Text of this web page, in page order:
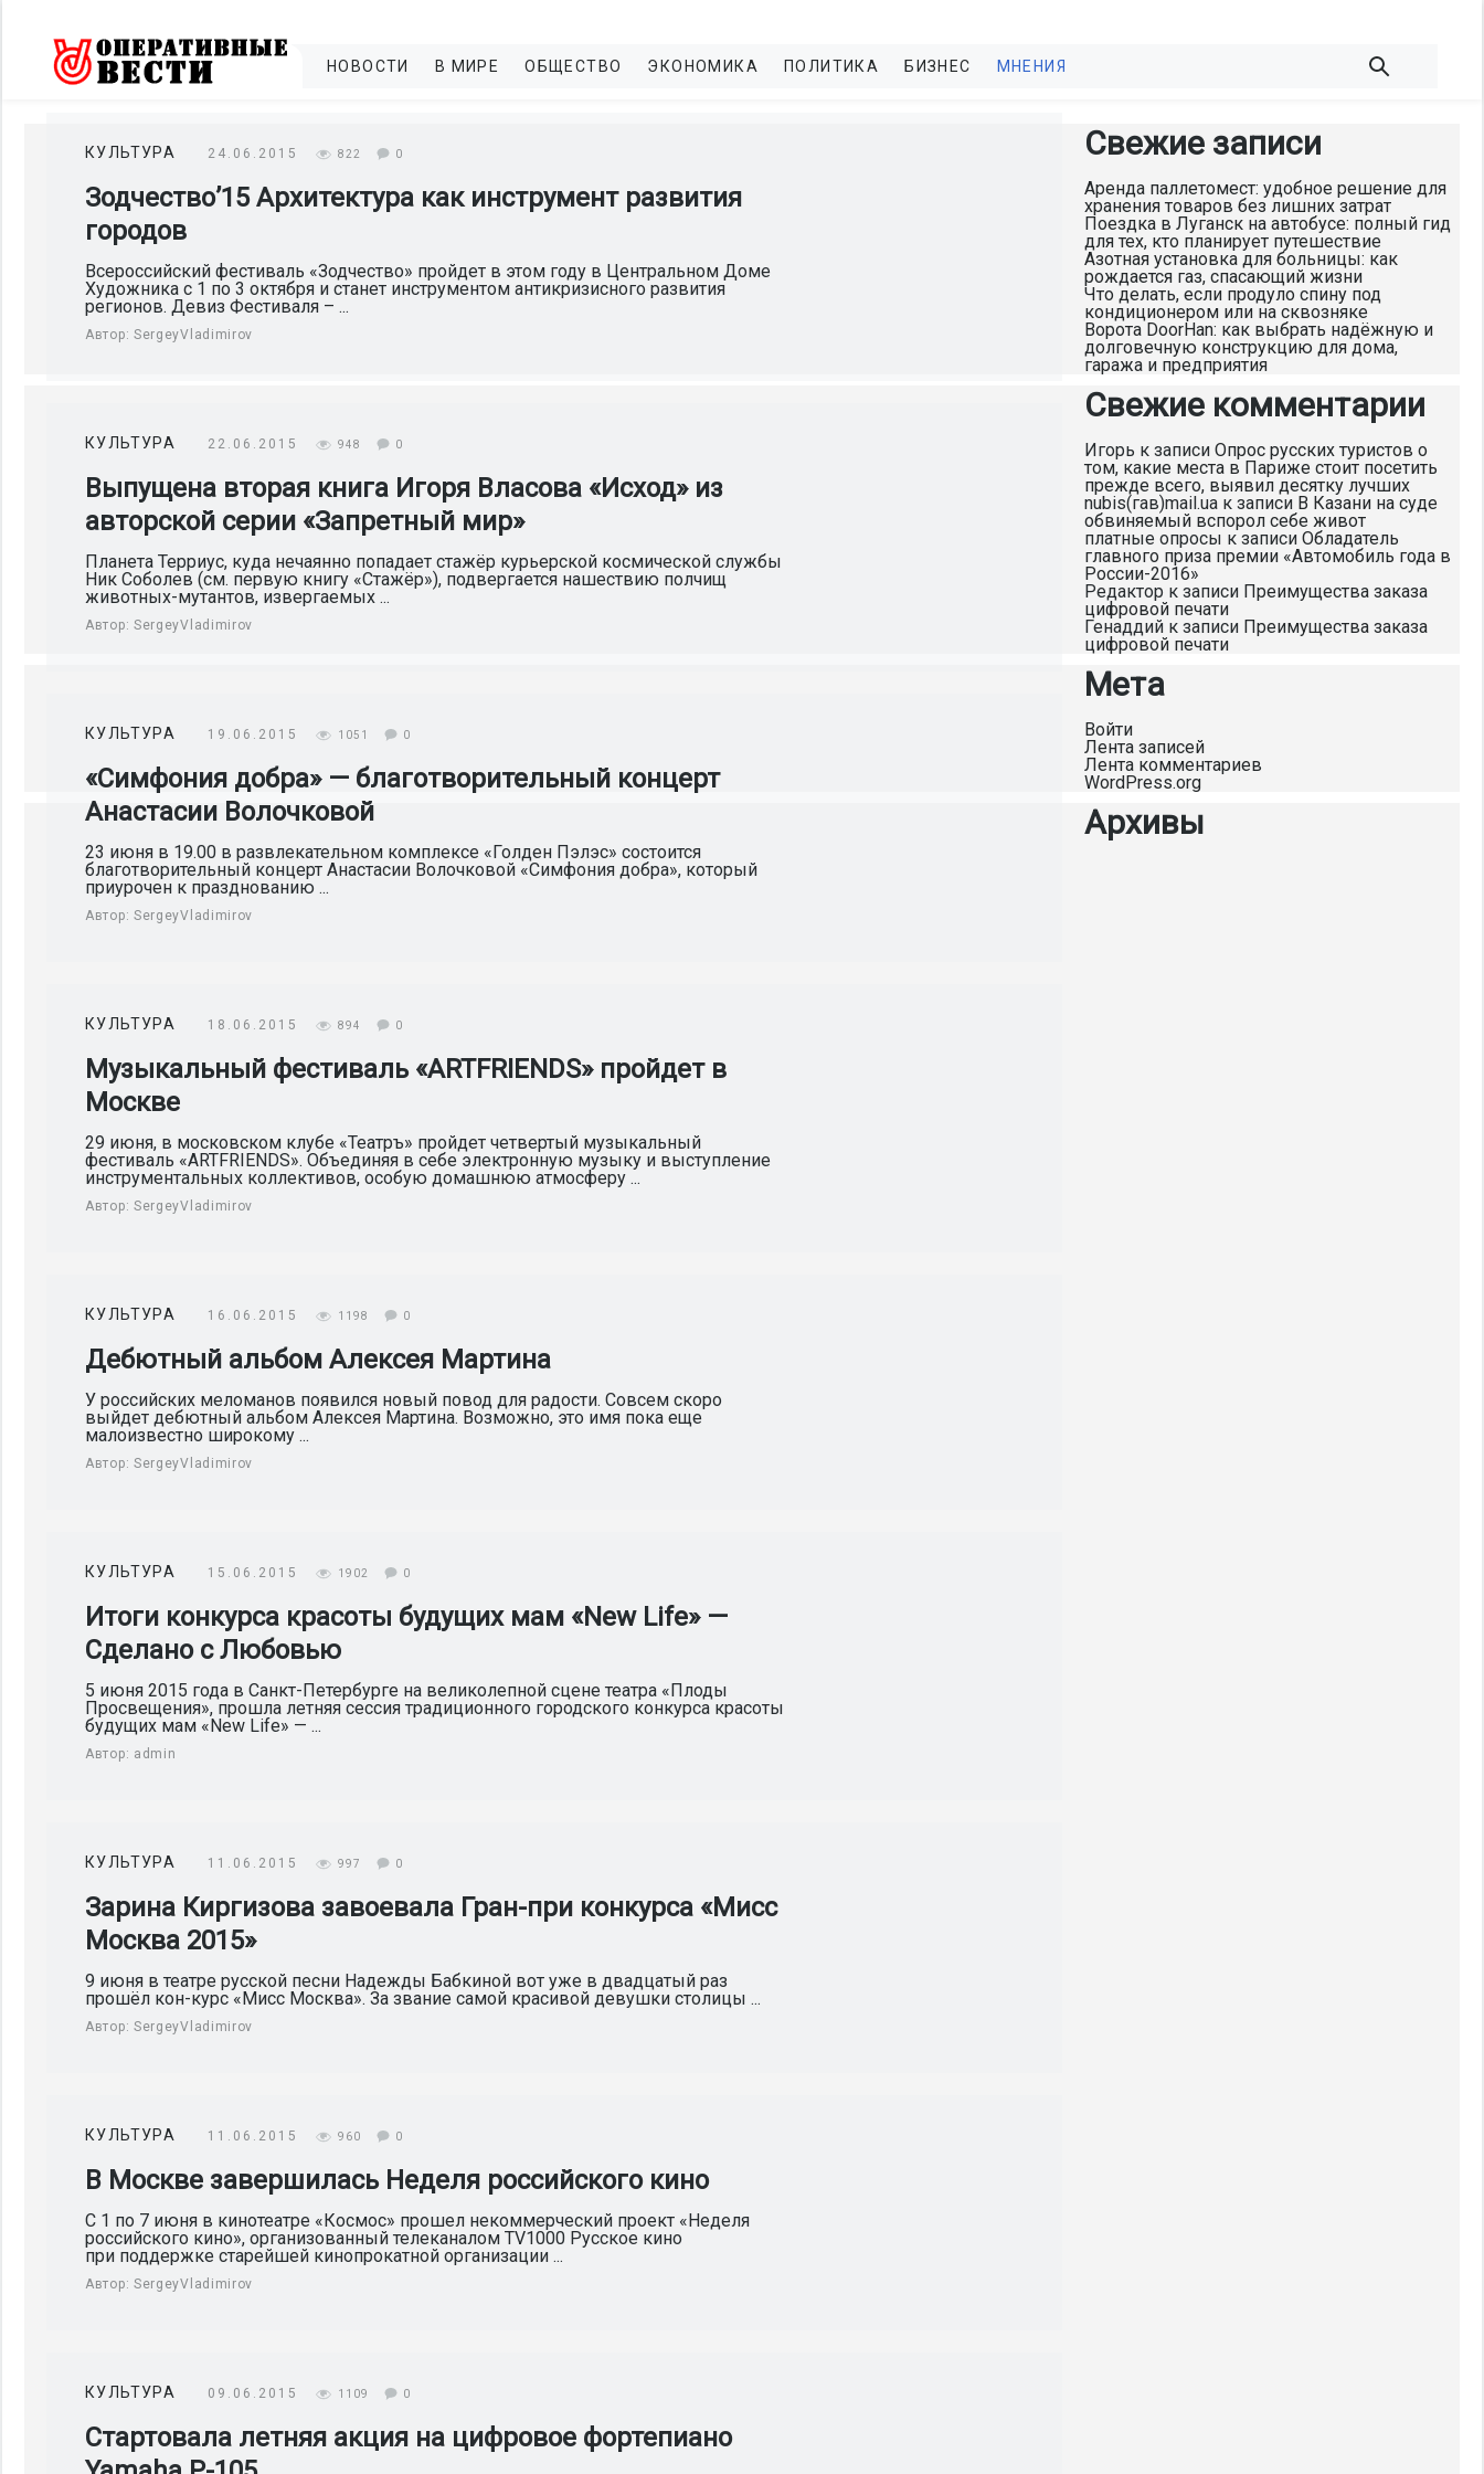
НОВОСТИ В МИРЕ ОБЩЕСТВО ЭКОНОМИКА ПОЛИТИКА БИЗНЕС МНЕНИЯ
КУЛЬТУРА 24.06.2015 822 0
Зодчество’15 Архитектура как инструмент развития
городов
Всероссийский фестиваль «Зодчество» пройдет в этом году в Центральном Доме
Художника с 1 по 3 октября и станет инструментом антикризисного развития
регионов. Девиз Фестиваля – ...
Автор: SergeyVladimirov
КУЛЬТУРА 22.06.2015 948 0
Выпущена вторая книга Игоря Власова «Исход» из
авторской серии «Запретный мир»
Планета Терриус, куда нечаянно попадает стажёр курьерской космической службы
Ник Соболев (см. первую книгу «Стажёр»), подвергается нашествию полчищ
животных-мутантов, извергаемых ...
Автор: SergeyVladimirov
КУЛЬТУРА 19.06.2015 1051 0
«Симфония добра» — благотворительный концерт
Анастасии Волочковой
23 июня в 19.00 в развлекательном комплексе «Голден Пэлэс» состоится
благотворительный концерт Анастасии Волочковой «Cимфония добра», который
приурочен к празднованию ...
Автор: SergeyVladimirov
КУЛЬТУРА 18.06.2015 894 0
Музыкальный фестиваль «ARTFRIENDS» пройдет в
Москве
29 июня, в московском клубе «Театръ» пройдет четвертый музыкальный
фестиваль «ARTFRIENDS». Объединяя в себе электронную музыку и выступление
инструментальных коллективов, особую домашнюю атмосферу ...
Автор: SergeyVladimirov
КУЛЬТУРА 16.06.2015 1198 0
Дебютный альбом Алексея Мартина
У российских меломанов появился новый повод для радости. Совсем скоро
выйдет дебютный альбом Алексея Мартина. Возможно, это имя пока еще
малоизвестно широкому ...
Автор: SergeyVladimirov
КУЛЬТУРА 15.06.2015 1902 0
Итоги конкурса красоты будущих мам «New Life» —
Сделано с Любовью
5 июня 2015 года в Санкт-Петербурге на великолепной сцене театра «Плоды
Просвещения», прошла летняя сессия традиционного городского конкурса красоты
будущих мам «New Life» — ...
Автор: admin
КУЛЬТУРА 11.06.2015 997 0
Зарина Киргизова завоевала Гран-при конкурса «Мисс
Москва 2015»
9 июня в театре русской песни Надежды Бабкиной вот уже в двадцатый раз
прошёл кон-курс «Мисс Москва». За звание самой красивой девушки столицы ...
Автор: SergeyVladimirov
КУЛЬТУРА 11.06.2015 960 0
В Москве завершилась Неделя российского кино
С 1 по 7 июня в кинотеатре «Космос» прошел некоммерческий проект «Неделя
российского кино», организованный телеканалом TV1000 Русское кино
при поддержке старейшей кинопрокатной организации ...
Автор: SergeyVladimirov
КУЛЬТУРА 09.06.2015 1109 0
Стартовала летняя акция на цифровое фортепиано
Свежие записи
Аренда паллетомест: удобное решение для
хранения товаров без лишних затрат
Поездка в Луганск на автобусе: полный гид
для тех, кто планирует путешествие
Азотная установка для больницы: как
рождается газ, спасающий жизни
Что делать, если продуло спину под
кондиционером или на сквозняке
Ворота DoorHan: как выбрать надёжную и
долговечную конструкцию для дома,
гаража и предприятия
Свежие комментарии
Игорь к записи Опрос русских туристов о
том, какие места в Париже стоит посетить
прежде всего, выявил десятку лучших
nubis(гав)mail.ua к записи В Казани на суде
обвиняемый вспорол себе живот
платные опросы к записи Обладатель
главного приза премии «Автомобиль года в
России-2016»
Редактор к записи Преимущества заказа
цифровой печати
Генаддий к записи Преимущества заказа
цифровой печати
Мета
Войти
Лента записей
Лента комментариев
WordPress.org
Архивы